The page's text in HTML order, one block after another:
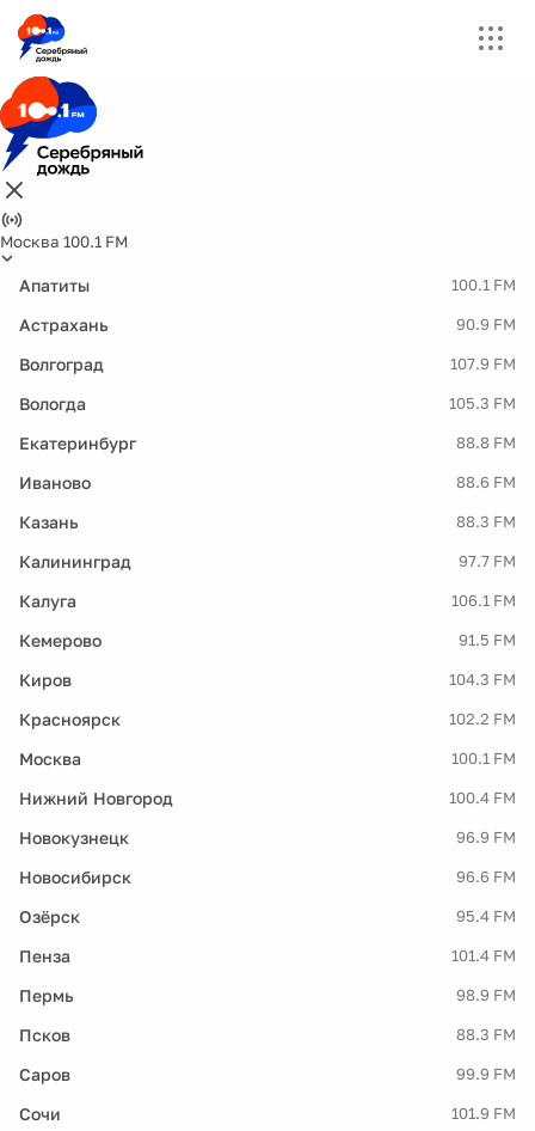
Москва 100.1 FM
Апатиты 100.1 FM
Астрахань 90.9 FM
Волгоград 107.9 FM
Вологда 105.3 FM
Екатеринбург 88.8 FM
Иваново 88.6 FM
Казань 88.3 FM
Калининград 97.7 FM
Калуга 106.1 FM
Кемерово 91.5 FM
Киров 104.3 FM
Красноярск 102.2 FM
Москва 100.1 FM
Нижний Новгород 100.4 FM
Новокузнецк 96.9 FM
Новосибирск 96.6 FM
Озёрск 95.4 FM
Пенза 101.4 FM
Пермь 98.9 FM
Псков 88.3 FM
Саров 99.9 FM
Сочи 101.9 FM